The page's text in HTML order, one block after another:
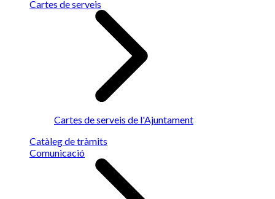
Cartes de serveis
Cartes de serveis de l'Ajuntament
Catàleg de tràmits
Comunicació